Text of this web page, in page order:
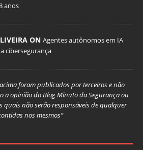
anos
ON Agentes autônomos em IA
cibersegurança
foram publicados por terceiros e não
a opinião do Blog Minuto da Segurança ou
quais não serão responsáveis de qualquer
nos mesmos”